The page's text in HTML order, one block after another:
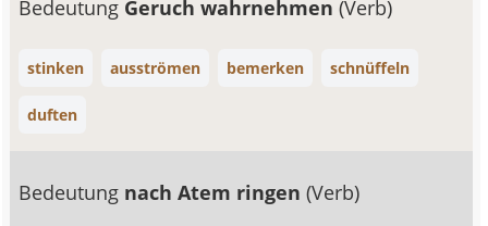
Bedeutung Geruch wahrnehmen(Verb)
stinken ausströmen bemerken schnüffeln
duften
Bedeutung nach Atem ringen(Verb)